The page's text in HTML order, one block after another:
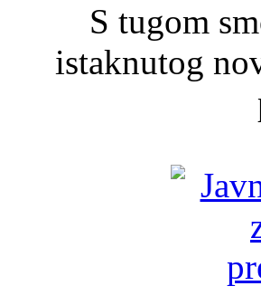
S tugom
istaknutog